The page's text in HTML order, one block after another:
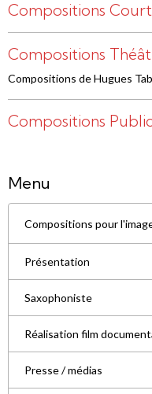
Compositions
Compositions
Compositions de Hugues
Compositions
Menu
Compositions pour
Présentation
Saxophoniste
Réalisation film
Presse / médias